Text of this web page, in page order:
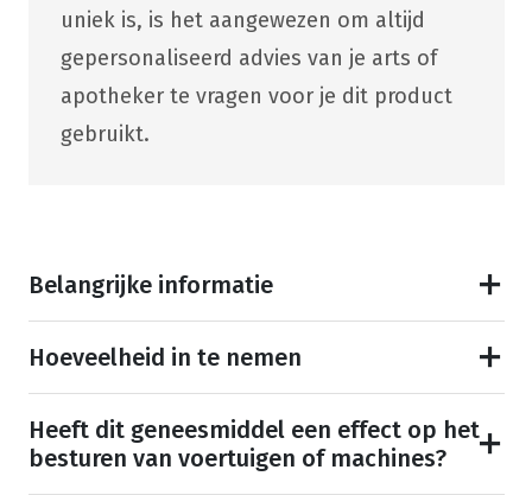
uniek is, is het aangewezen om altijd
gepersonaliseerd advies van je arts of
apotheker te vragen voor je dit product
gebruikt.
Belangrijke informatie
Hoeveelheid in te nemen
Heeft dit geneesmiddel een effect op het
besturen van voertuigen of machines?